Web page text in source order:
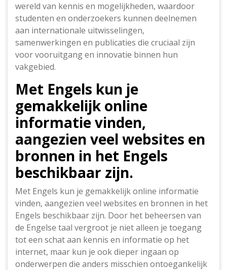
wereld van kennis en mogelijkheden, waardoor
studenten en onderzoekers kunnen deelnemen
aan internationale uitwisselingen,
samenwerkingen en publicaties die cruciaal zijn
voor vooruitgang en innovatie binnen hun
vakgebied.
Met Engels kun je
gemakkelijk online
informatie vinden,
aangezien veel websites en
bronnen in het Engels
beschikbaar zijn.
Met Engels kun je gemakkelijk online informatie
vinden, aangezien veel websites en bronnen in het
Engels beschikbaar zijn. Door het beheersen van
de Engelse taal vergroot je niet alleen je toegang
tot een schat aan kennis en informatie op het
internet, maar kun je ook dieper ingaan op
onderwerpen die anders misschien ontoegankelijk